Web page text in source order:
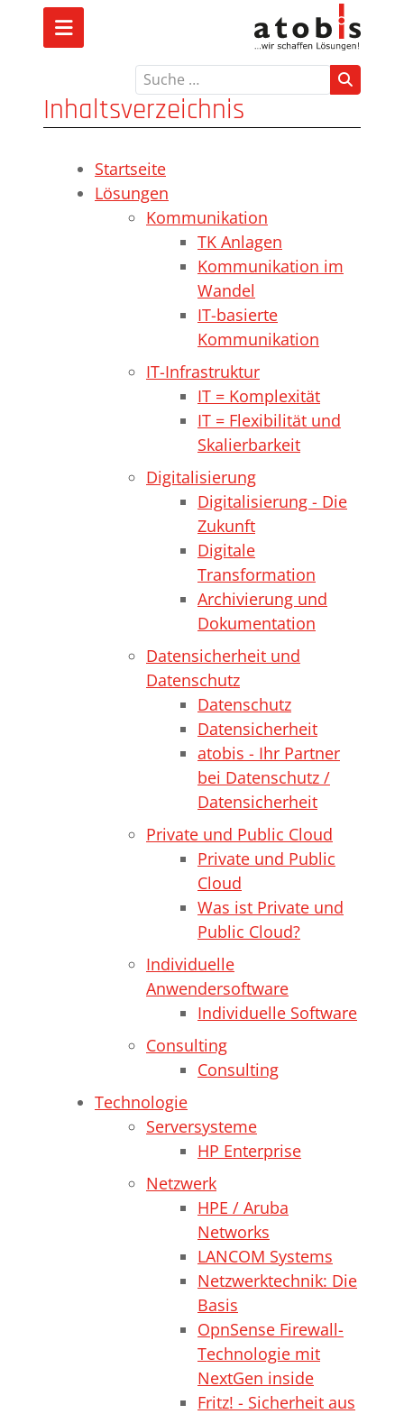
Suchen
Inhaltsverzeichnis
Startseite
Lösungen
Kommunikation
TK Anlagen
Kommunikation im
Wandel
IT-basierte
Kommunikation
IT-Infrastruktur
IT = Komplexität
IT = Flexibilität und
Skalierbarkeit
Digitalisierung
Digitalisierung - Die
Zukunft
Digitale
Transformation
Archivierung und
Dokumentation
Datensicherheit und
Datenschutz
Datenschutz
Datensicherheit
atobis - Ihr Partner
bei Datenschutz /
Datensicherheit
Private und Public Cloud
Private und Public
Cloud
Was ist Private und
Public Cloud?
Individuelle
Anwendersoftware
Individuelle Software
Consulting
Consulting
Technologie
Serversysteme
HP Enterprise
Netzwerk
HPE / Aruba
Networks
LANCOM Systems
Netzwerktechnik: Die
Basis
OpnSense Firewall-
Technologie mit
NextGen inside
Fritz! - Sicherheit aus